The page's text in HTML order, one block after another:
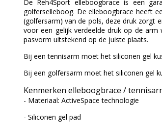
De Reh4Sport elleboogbrace is een
golferselleboog. De elleboogbrace heeft
(golfersarm) van de pols, deze druk zorgt
voor een gelijk verdeelde druk op de
pasvorm uitstekend op de juiste plaats.
Bij een tennisarm moet het siliconen gel
Bij een golfersarm moet het siliconen gel
Kenmerken elleboogbrace /
- Materiaal: ActiveSpace technologie
- Siliconen gel pad